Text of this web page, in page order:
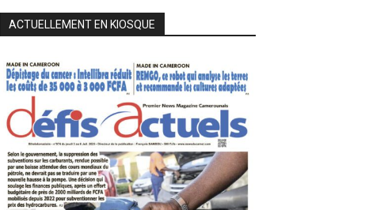
ACTUELLEMENT EN KIOSQUE